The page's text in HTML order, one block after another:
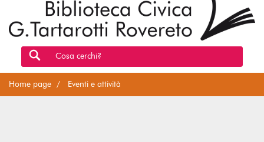
Cosa cerchi?
Home page Eventi e attività